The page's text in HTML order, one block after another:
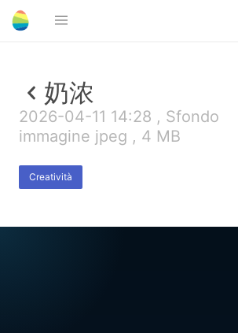
奶浓
2026-04-11 14:28 , Sfondo
immagine jpeg , 4 MB
Creatività